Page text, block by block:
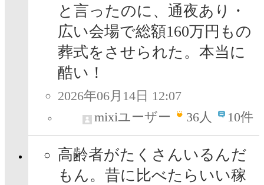
と言ったのに、通夜あり・
広い会場で総額160万円もの
葬式をさせられた。本当に
酷い！
2026年06月14日 12:07
mixiユーザー
36人 10件
高齢者がたくさんいるんだ
もん。昔に比べたらいい稼